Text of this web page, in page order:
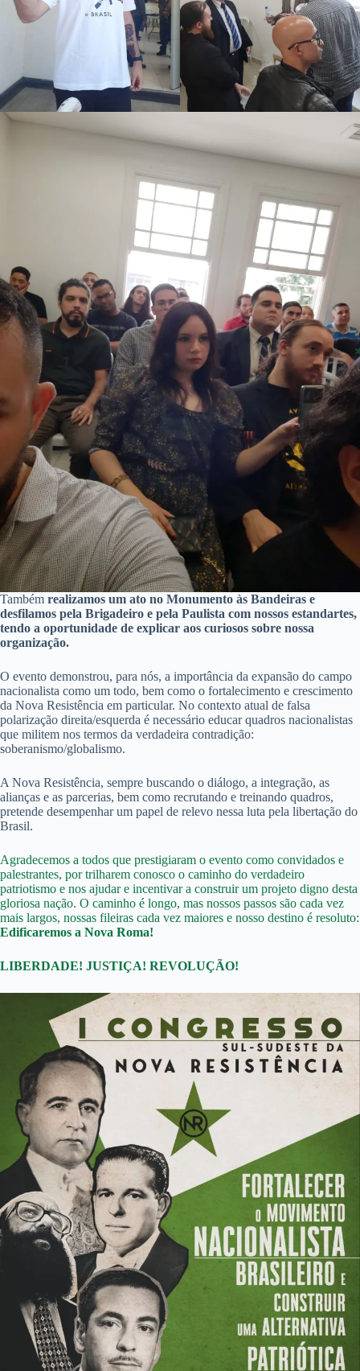
Também realizamos um ato no Monumento às Bandeiras e
desfilamos pela Brigadeiro e pela Paulista com nossos estandartes,
tendo a oportunidade de explicar aos curiosos sobre nossa
organização.
O evento demonstrou, para nós, a importância da expansão do campo
nacionalista como um todo, bem como o fortalecimento e crescimento
da Nova Resistência em particular. No contexto atual de falsa
polarização direita/esquerda é necessário educar quadros nacionalistas
que militem nos termos da verdadeira contradição:
soberanismo/globalismo.
A Nova Resistência, sempre buscando o diálogo, a integração, as
alianças e as parcerias, bem como recrutando e treinando quadros,
pretende desempenhar um papel de relevo nessa luta pela libertação do
Brasil.
Agradecemos a todos que prestigiaram o evento como convidados e
palestrantes, por trilharem conosco o caminho do verdadeiro
patriotismo e nos ajudar e incentivar a construir um projeto digno desta
gloriosa nação. O caminho é longo, mas nossos passos são cada vez
mais largos, nossas fileiras cada vez maiores e nosso destino é resoluto:
Edificaremos a Nova Roma!
LIBERDADE! JUSTIÇA! REVOLUÇÃO!